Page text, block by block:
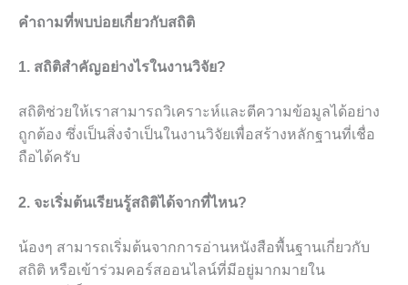
คำถามที่พบบ่อยเกี่ยวกับสถิติ
1. สถิติสำคัญอย่างไรในงานวิจัย?
สถิติช่วยให้เราสามารถวิเคราะห์และตีความข้อมูลได้อย่าง
ถูกต้อง ซึ่งเป็นสิ่งจำเป็นในงานวิจัยเพื่อสร้างหลักฐานที่เชื่อ
ถือได้ครับ
2. จะเริ่มต้นเรียนรู้สถิติได้จากที่ไหน?
น้องๆ สามารถเริ่มต้นจากการอ่านหนังสือพื้นฐานเกี่ยวกับ
สถิติ หรือเข้าร่วมคอร์สออนไลน์ที่มีอยู่มากมายใน